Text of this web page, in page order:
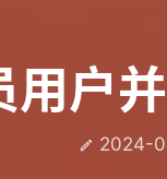
用户
 2024-